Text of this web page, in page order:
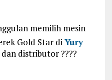
memilih mesin
Gold Star diYury
distributor ????